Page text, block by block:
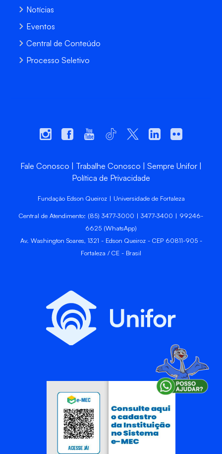
Notícias
Eventos
Central de Conteúdo
Processo Seletivo
Fale Conosco Trabalhe Conosco
Sempre Unifor
Política de Privacidade
Fundação Edson Queiroz | Universidade de Fortaleza
Central de Atendimento: (85) 3477-3000 | 3477-3400 | 99246-
6625 (WhatsApp)
Av. Washington Soares, 1321 - Edson Queiroz - CEP 60811-905 -
Fortaleza / CE - Brasil